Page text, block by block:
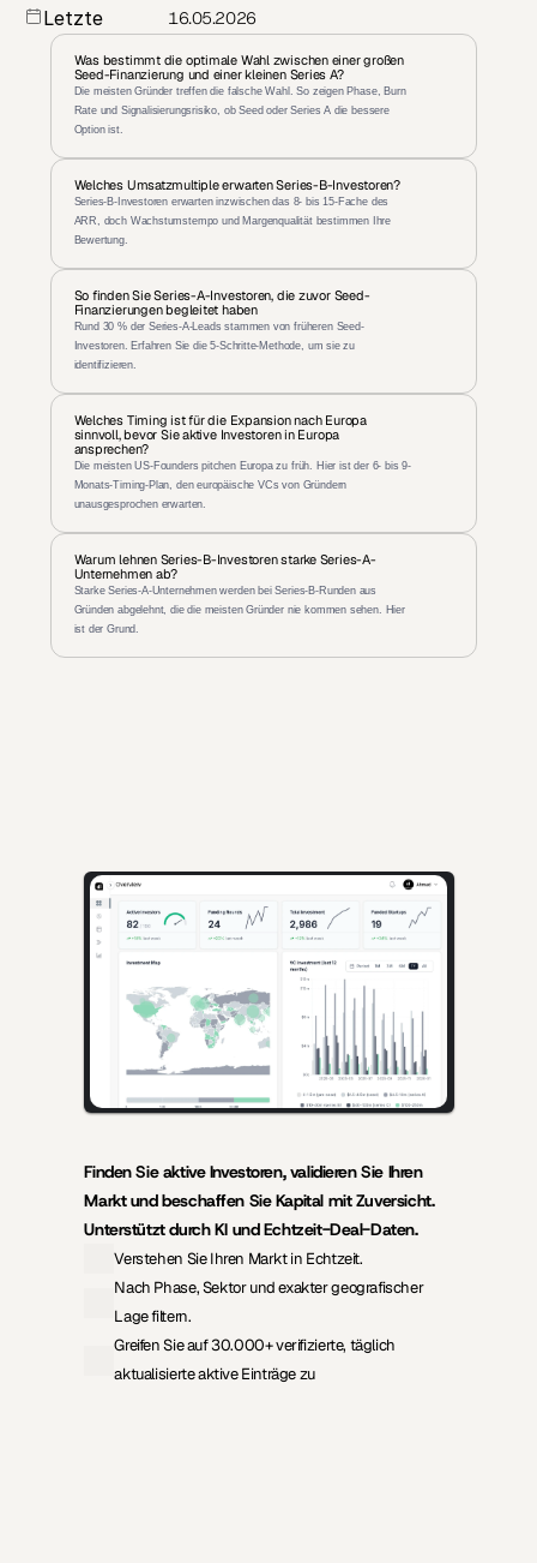
Letzte
Aktualisierun
16.05.2026
Was bestimmt die optimale Wahl zwischen einer großen
Seed-Finanzierung und einer kleinen Series A?
Die meisten Gründer treffen die falsche Wahl. So zeigen Phase, Burn
Rate und Signalisierungsrisiko, ob Seed oder Series A die bessere
Option ist.
Welches Umsatzmultiple erwarten Series-B-Investoren?
Series-B-Investoren erwarten inzwischen das 8- bis 15-Fache des
ARR, doch Wachstumstempo und Margenqualität bestimmen Ihre
Bewertung.
So finden Sie Series-A-Investoren, die zuvor Seed-
Finanzierungen begleitet haben
Rund 30 % der Series-A-Leads stammen von früheren Seed-
Investoren. Erfahren Sie die 5-Schritte-Methode, um sie zu
identifizieren.
Welches Timing ist für die Expansion nach Europa
sinnvoll, bevor Sie aktive Investoren in Europa
ansprechen?
Die meisten US-Founders pitchen Europa zu früh. Hier ist der 6- bis 9-
Monats-Timing-Plan, den europäische VCs von Gründern
unausgesprochen erwarten.
Warum lehnen Series-B-Investoren starke Series-A-
Unternehmen ab?
Starke Series-A-Unternehmen werden bei Series-B-Runden aus
Gründen abgelehnt, die die meisten Gründer nie kommen sehen. Hier
ist der Grund.
KI-gestützte Erkenntnisse für Gründer, die Kapital einwerben, und
Investoren, die hochwertige Deals suchen.
Finden Sie aktive Investoren, validieren Sie Ihren
Markt und beschaffen Sie Kapital mit Zuversicht.
Unterstützt durch KI und Echtzeit-Deal-Daten.
Verstehen Sie Ihren Markt in Echtzeit.
Nach Phase, Sektor und exakter geografischer
Lage filtern.
Greifen Sie auf 30.000+ verifizierte, täglich
aktualisierte aktive Einträge zu